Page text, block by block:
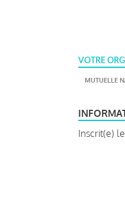
VOTRE
MUTUELLE
Inscrit(e)